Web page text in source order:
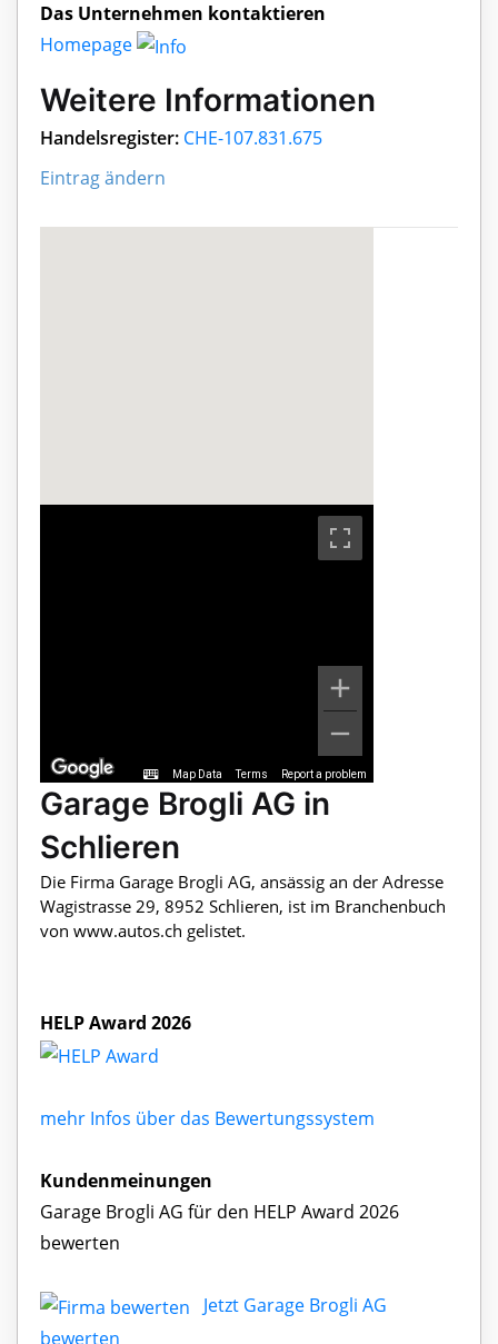
Das Unternehmen kontaktieren
Homepage
Weitere Informationen
Handelsregister: CHE-107.831.675
Eintrag ändern
Map Data Terms Report a problem
Garage Brogli AG in
Schlieren
Die Firma Garage Brogli AG, ansässig an der Adresse
Wagistrasse 29, 8952 Schlieren, ist im Branchenbuch
von www.autos.ch gelistet.
HELP Award 2026
mehr Infos über das Bewertungssystem
Kundenmeinungen
Garage Brogli AG für den HELP Award 2026
bewerten
Jetzt Garage Brogli AG
bewerten